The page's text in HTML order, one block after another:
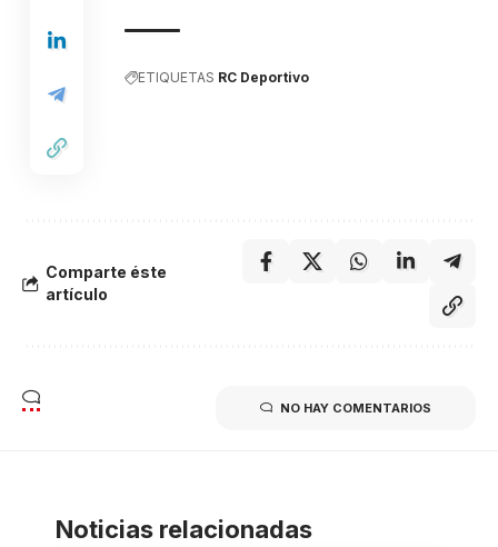
ETIQUETAS RC Deportivo
Comparte éste
artículo
NO HAY COMENTARIOS
Noticias relacionadas